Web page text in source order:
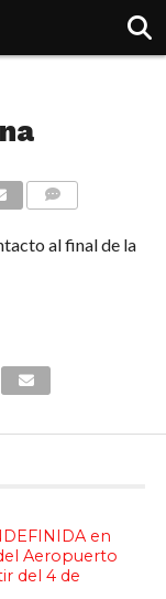
al final de la
en
Aeropuerto
del 4 de